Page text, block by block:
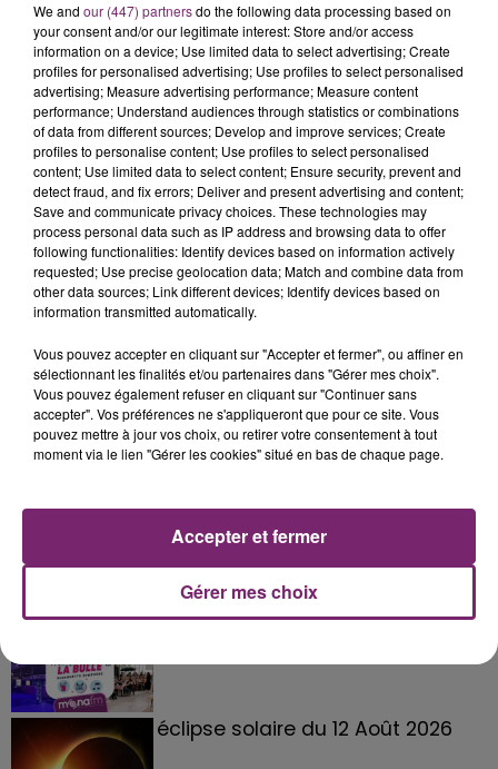
La Bulle - Guinguette éphémère
de Frelinghien !
éclipse solaire du 12 Août 2026
We and our (447) partnersdo the following data processing based on
your consent and/or our legitimate interest: Store and/or access
information on a device; Use limited data to select advertising; Create
profiles for personalised advertising; Use profiles to select personalised
advertising; Measure advertising performance; Measure content
performance; Understand audiences through statistics or combinations
of data from different sources; Develop and improve services; Create
profiles to personalise content; Use profiles to select personalised
content; Use limited data to select content; Ensure security, prevent and
detect fraud, and fix errors; Deliver and present advertising and content;
Save and communicate privacy choices. These technologies may
process personal data such as IP address and browsing data to offer
following functionalities: Identify devices based on information actively
requested; Use precise geolocation data; Match and combine data from
other data sources; Link different devices; Identify devices based on
information transmitted automatically.
Vous pouvez accepter en cliquant sur "Accepter et fermer", ou affiner en
sélectionnant les finalités et/ou partenaires dans "Gérer mes choix".
Vous pouvez également refuser en cliquant sur "Continuer sans
accepter". Vos préférences ne s'appliqueront que pour ce site. Vous
pouvez mettre à jour vos choix, ou retirer votre consentement à tout
moment via le lien "Gérer les cookies" situé en bas de chaque page.
Gérer mes choix
Accepter et fermer